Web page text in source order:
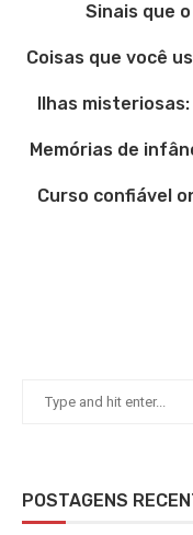
Sinais que
Coisas que você
Ilhas
Memórias de
Curso confiável
POSTAGENS